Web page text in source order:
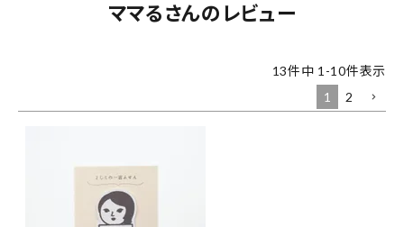
シリーズから探す
よーじやについて
ママるさんのレビュー
13件中 1 -10件表示
1
2